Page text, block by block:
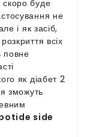
буде
не
і як засіб,
всіх
повне
як діабет 2
зможуть
side